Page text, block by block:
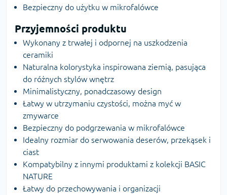
Bezpieczny do użytku w mikrofalówce
Przyjemności produktu
Wykonany z trwałej i odpornej na uszkodzenia
ceramiki
Naturalna kolorystyka inspirowana ziemią, pasująca
do różnych stylów wnętrz
Minimalistyczny, ponadczasowy design
Łatwy w utrzymaniu czystości, można myć w
zmywarce
Bezpieczny do podgrzewania w mikrofalówce
Idealny rozmiar do serwowania deserów, przekąsek i
ciast
Kompatybilny z innymi produktami z kolekcji BASIC
NATURE
Łatwy do przechowywania i organizacji